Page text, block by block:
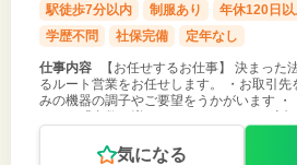
駅徒歩7分以内
制服あり 年休120日以
学歴不問
社保完備 定年なし
仕事内容
【お任せするお仕事】 決まった
るルート営業をお任せします。 ・お取引
みの機器の調子やご要望をうかがいます ・
気になる